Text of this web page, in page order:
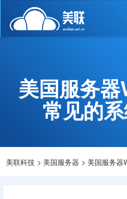
美国服务
常见的
美联科技 > 美国服务器 > 美国服务器